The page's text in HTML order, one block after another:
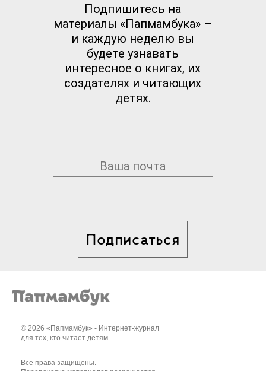
Подпишитесь на
материалы «Папмамбука» –
и каждую неделю вы
будете узнавать
интересное о книгах, их
создателях и читающих
детях.
Подписаться
© 2026 «Папмамбук» - Интернет-журнал
для тех, кто читает детям..
Все права защищены.